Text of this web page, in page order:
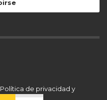
Política de privacidad y